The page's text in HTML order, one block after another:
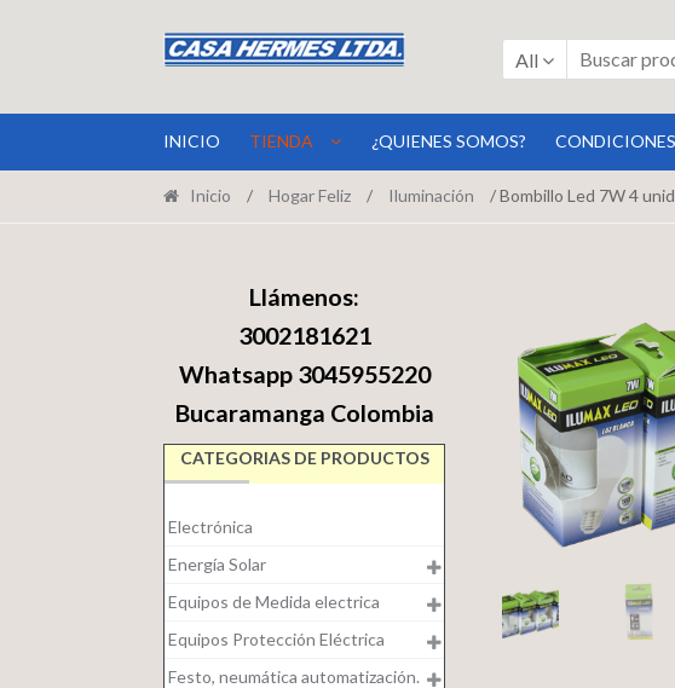
a
la
al
contenido
All
INICIO TIENDA ¿QUIENES SOMOS? CONDICIONES
Inicio / Hogar Feliz / Iluminación / Bombillo Led 7W 4
Llámenos:
3002181621
Whatsapp 3045955220
Bucaramanga Colombia
CATEGORIAS DE PRODUCTOS
Electrónica
Energía Solar
Equipos de Medida electrica
Equipos Protección Eléctrica
Festo, neumática automatización.